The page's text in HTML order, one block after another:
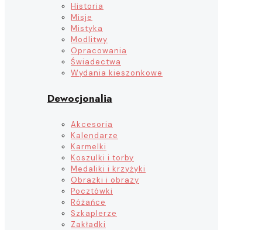
Historia
Misje
Mistyka
Modlitwy
Opracowania
Świadectwa
Wydania kieszonkowe
Dewocjonalia
Akcesoria
Kalendarze
Karmelki
Koszulki i torby
Medaliki i krzyżyki
Obrazki i obrazy
Pocztówki
Różańce
Szkaplerze
Zakładki